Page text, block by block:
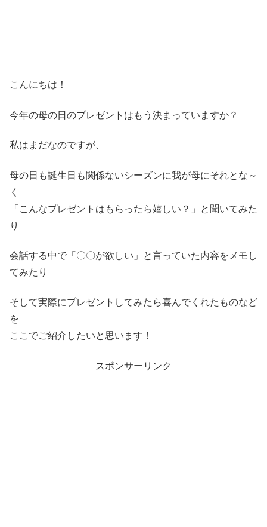
こんにちは！
今年の母の日のプレゼントはもう決まっていますか？
私はまだなのですが、
母の日も誕生日も関係ないシーズンに我が母にそれとな～
く
「こんなプレゼントはもらったら嬉しい？」と聞いてみた
り
会話する中で「〇〇が欲しい」と言っていた内容をメモし
てみたり
そして実際にプレゼントしてみたら喜んでくれたものなど
を
ここでご紹介したいと思います！
スポンサーリンク